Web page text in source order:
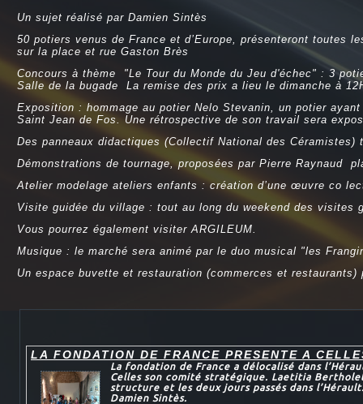
Un sujet réalisé par Damien Sintès
50 potiers venus de France et d’Europe, présenteront
sur la place et rue Gaston Brès
Concours à thème "Le Tour du Monde du Jeu d'échec" : 3
Salle de la bugade La remise des prix a lieu le dimanche à
Exposition : hommage au potier Nelo Stevanin, un potier
Saint Jean de Fos. Une rétrospective de son travail sera
Des panneaux didactiques (Collectif National des
Démonstrations de tournage, proposées par Pierre Raynaud
Atelier modelage ateliers enfants : création d’une œuvre co
Visite guidée du village : tout au long du weekend des
Vous pourrez également visiter ARGILEUM.
Musique : le marché sera animé par le duo musical "les
Un espace buvette et restauration (commerces et
LA FONDATION DE FRANCE PRESENTE A
La fondation de France a délocalisé dans
Celles son comité stratégique. Laetitia
structure et les deux jours passés dans
Damien Sintès.